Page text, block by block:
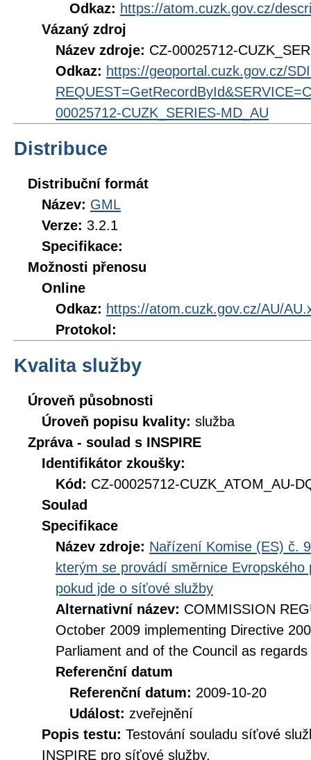
Odkaz: https://atom.cuzk.gov.cz/
Vázaný zdroj
Název zdroje: CZ-00025712-
Odkaz: https://geoportal.cuzk.gov.cz/
00025712-CUZK_SERIES-MD_AU
Distribuce
Distribuční formát
Název: GML
Verze: 3.2.1
Specifikace:
Možnosti přenosu
Online
Odkaz: https://atom.cuzk.gov.cz/AU/
Protokol:
Kvalita služby
Úroveň působnosti
Úroveň popisu kvality: služba
Zpráva - soulad s INSPIRE
Identifikátor zkoušky:
Kód: CZ-00025712-CUZK_ATOM_AU-
Soulad
Specifikace
Název zdroje: Nařízení Komise (ES) č.
kterým se provádí směrnice
pokud jde o síťové služby
Alternativní název: COMMISSION
October 2009 implementing Directive
Parliament and of the Council as
Referenční datum
Referenční datum: 2009-10-20
Událost: zveřejnění
Popis testu: Testování souladu síťové
INSPIRE pro síťové služby.